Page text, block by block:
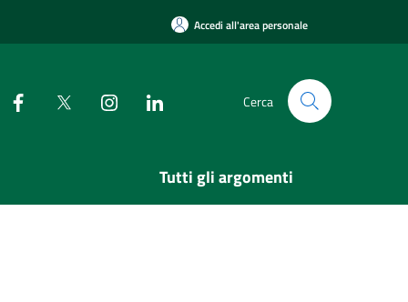
Accedi all'area personale
Cerca
Tutti gli argomenti